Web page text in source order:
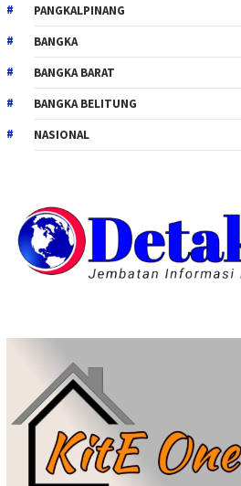
PANGKALPINANG
BANGKA
BANGKA BARAT
BANGKA BELITUNG
NASIONAL